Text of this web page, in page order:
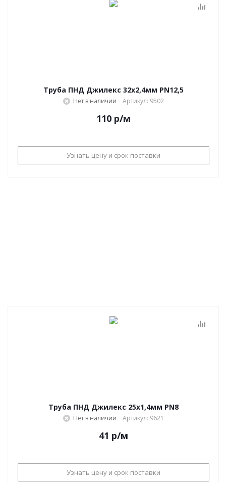
Труба ПНД Джилекс 32х2,4мм PN12,5
Нет в наличии Артикул: 9502
110 р/м
Узнать цену и срок поставки
Труба ПНД Джилекс 25х1,4мм PN8
Нет в наличии Артикул: 9621
41 р/м
Узнать цену и срок поставки